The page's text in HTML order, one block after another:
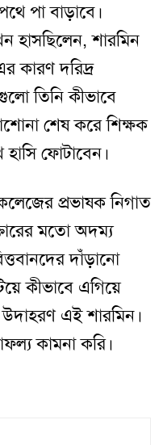
পা বাড়াবে।
হাসছিলেন, শারমিন
কারণ দরিদ্র
তিনি কীভাবে
শেষ করে শিক্ষক
ফোটাবেন।
প্রভাষক নিগাত
মতো অদম্য
দাঁড়ানো
কীভাবে এগিয়ে
এই শারমিন।
কামনা করি।